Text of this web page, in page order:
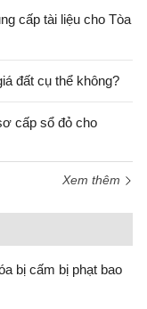
cấp tài liệu cho Tòa
đất cụ thể không?
cấp sổ đỏ cho
Xem thêm
bị cấm bị phạt bao